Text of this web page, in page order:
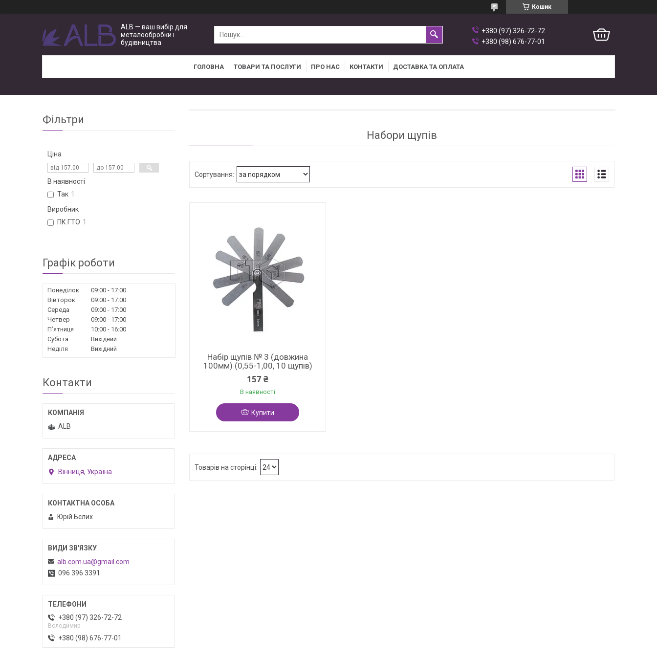
Кошик
ALB — ваш вибір для
металообробки і
будівництва
+380 (97) 326-72-72
+380 (98) 676-77-01
ГОЛОВНА ТОВАРИ ТА ПОСЛУГИ ПРО НАС КОНТАКТИ ДОСТАВКА ТА ОПЛАТА
Набори щупів
Набір щупів № 3 (довжина
100мм) (0,55-1,00, 10 щупів)
157 ₴
В наявності
Купити
Фільтри
Ціна
В наявності
Так 1
Виробник
ПК ГТО 1
Графік роботи
Понеділок 09:00
17:00
Вівторок
09:00
17:00
Середа
09:00
17:00
Четвер
09:00
17:00
Пʼятниця
10:00
16:00
Субота
Вихідний
Неділя
Вихідний
Контакти
ALB
Вінниця, Україна
Юрій Бєлих
alb.com.ua@gmail.com
096 396 3391
+380 (97) 326-72-72
Володимир
+380 (98) 676-77-01